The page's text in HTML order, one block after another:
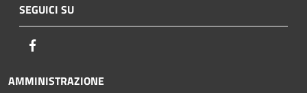
SEGUICI SU
AMMINISTRAZIONE